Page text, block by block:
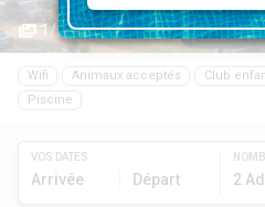
1/25
Wifi Animaux acceptés Club
Piscine
VOS DATES
Arrivée Départ 2